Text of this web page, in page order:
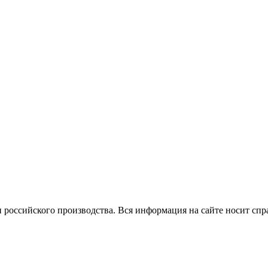
производства. Вся информация на сайте носит